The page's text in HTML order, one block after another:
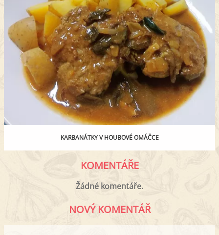
KARBANÁTKY V HOUBOVÉ OMÁČCE
KOMENTÁŘE
Žádné komentáře.
NOVÝ KOMENTÁŘ